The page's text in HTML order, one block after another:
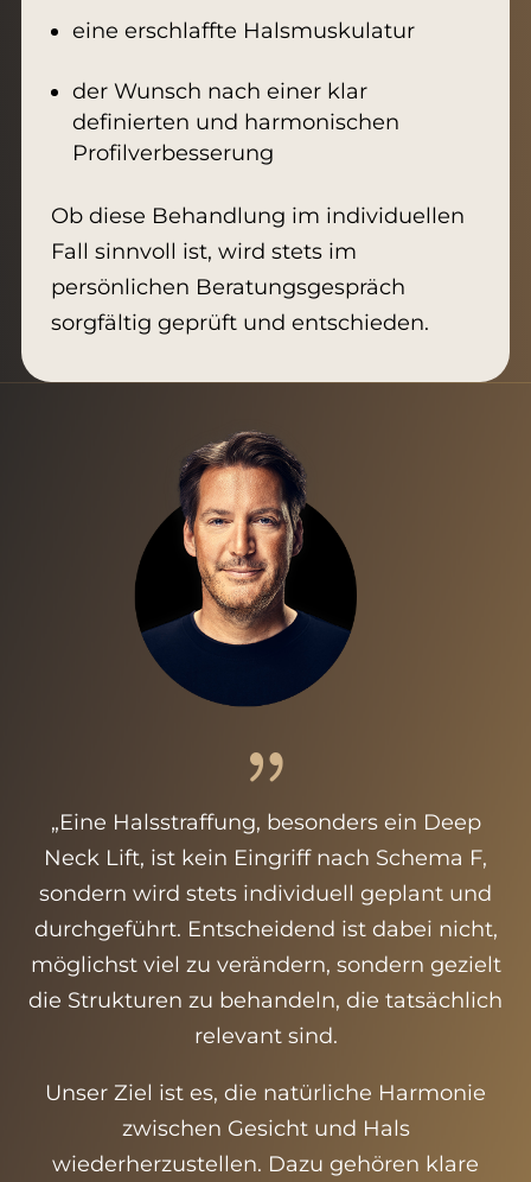
eine erschlaffte Halsmuskulatur
der Wunsch nach einer klar
definierten und harmonischen
Profilverbesserung
Ob diese Behandlung im individuellen
Fall sinnvoll ist, wird stets im
persönlichen Beratungsgespräch
sorgfältig geprüft und entschieden.
„Eine Halsstraffung, besonders ein Deep
Neck Lift, ist kein Eingriff nach Schema F,
sondern wird stets individuell geplant und
durchgeführt. Entscheidend ist dabei nicht,
möglichst viel zu verändern, sondern gezielt
die Strukturen zu behandeln, die tatsächlich
relevant sind.
Unser Ziel ist es, die natürliche Harmonie
zwischen Gesicht und Hals
wiederherzustellen. Dazu gehören klare